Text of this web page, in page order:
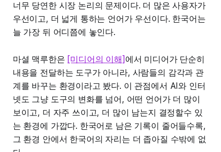
너무 당연한 시장 논리의 문제이다. 더 많은 사용자가
우선이고, 더 넓게 통하는 언어가 우선이다. 한국어는
늘 가장 뒤 어디쯤에 놓인다.
마셜 맥루한은 [미디어의 이해] 에서 미디어가 단순히
내용을 전달하는 도구가 아니라, 사람들의 감각과 관
계를 바꾸는 환경이라고 봤다. 이 관점에서 AI와 인터
넷도 그냥 도구의 변화를 넘어, 어떤 언어가 더 많이
보이고, 더 자주 쓰이고, 더 많이 남는지 결정할수 있
는 환경에 가깝다. 한국어로 남은 기록이 줄어들수록,
그 환경 안에서 한국어의 자리는 더 좁아질 수밖에 없